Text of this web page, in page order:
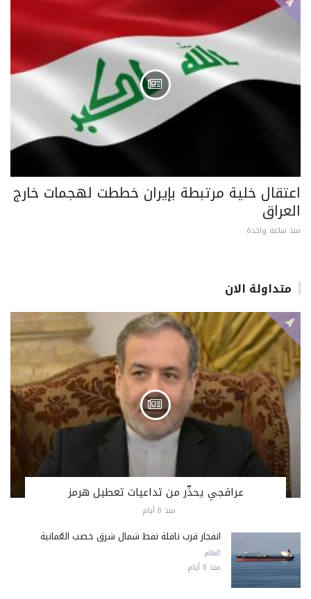
اعتقال خلية مرتبطة بإيران خططت لهجمات خارج
العراق
منذ ساعة واحدة
متداولة الان
عراقجي يحذّر من تداعيات تعطيل هرمز
منذ 8 أيام
انفجار قرب ناقلة نفط شمال شرق خصب العُمانية
العالم
منذ 8 أيام